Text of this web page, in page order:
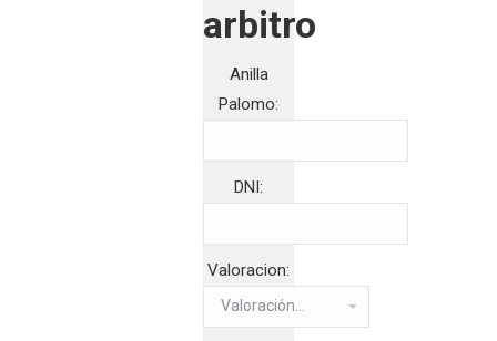
arbitro
Anilla
Palomo:
DNI:
Valoracion: